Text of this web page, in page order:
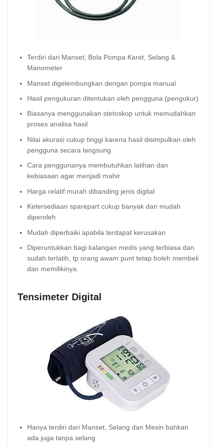
Terdiri dari Manset, Bola Pompa Karet, Selang &
Manometer
Manset digelembungkan dengan pompa manual
Hasil pengukuran ditentukan oleh pengguna (pengukur)
Biasanya menggunakan stetoskop untuk memudahkan
proses analisa hasil
Nilai akurasi cukup tinggi karena hasil disimpulkan oleh
pengguna secara langsung
Cara penggunanya membutuhkan latihan dan
kebiasaan agar menjadi mahir
Harga relatif murah dibanding jenis digital
Ketersediaan sparepart cukup banyak dan mudah
diperoleh
Mudah diperbaiki apabila terdapat kerusakan
Diperuntukkan bagi kalangan medis yang terbiasa dan
sudah terlatih, tp orang awam punt tetap boleh membeli
dan memilikinya.
Tensimeter Digital
Hanya terdiri dari Manset, Selang dan Mesin bahkan
ada juga tanpa selang